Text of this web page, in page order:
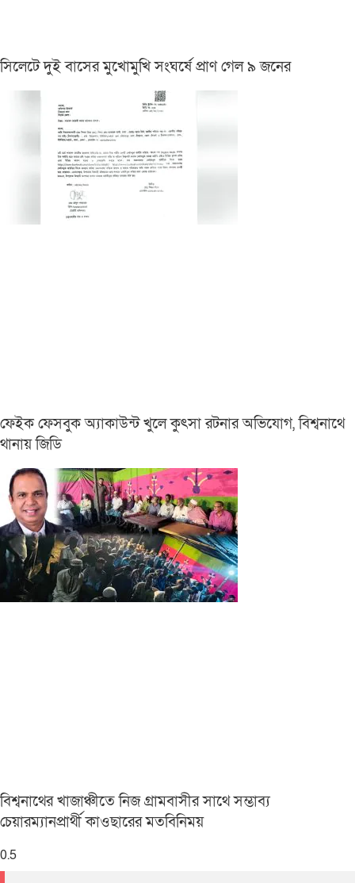
সিলেটে দুই বাসের মুখোমুখি সংঘর্ষে প্রাণ গেল ৯ জনের
ফেইক ফেসবুক অ্যাকাউন্ট খুলে কুৎসা রটনার অভিযোগ, বিশ্বনাথে
থানায় জিডি
বিশ্বনাথের খাজাঞ্চীতে নিজ গ্রামবাসীর সাথে সম্ভাব্য
চেয়ারম্যানপ্রার্থী কাওছারের মতবিনিময়